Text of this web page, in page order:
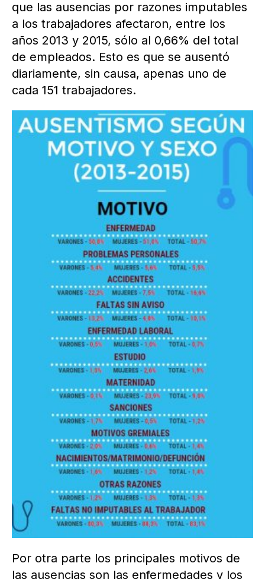
que las ausencias por razones imputables
a los trabajadores afectaron, entre los
años 2013 y 2015, sólo al 0,66% del total
de empleados. Esto es que se ausentó
diariamente, sin causa, apenas uno de
cada 151 trabajadores.
Por otra parte los principales motivos de
las ausencias son las enfermedades y los